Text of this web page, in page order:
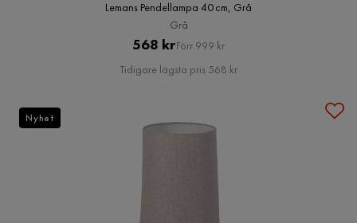
Lemans Pendellampa 40 cm, Grå
Grå
Pris
568 krOriginal
Pris
Förr 999 kr
Tidigare lägsta pris 568 kr
Nyhet